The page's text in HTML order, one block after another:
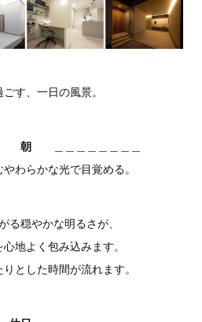
す、一日の風景。
朝＿＿＿＿＿＿＿＿
わらかな光で目覚める。
る穏やかな明るさが、
地よく包み込みます。
とした時間が流れます。